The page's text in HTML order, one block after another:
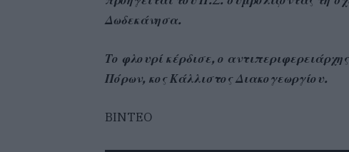
Δωδεκάνησα.
Το φλουρί κέρδισε, ο
Πόρων, κος Κάλλιστος Διακογεωργίου.
BINTEO